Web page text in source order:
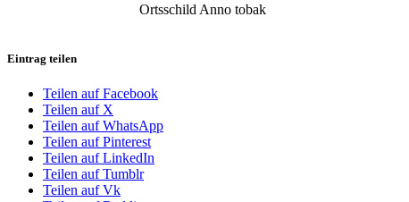
Ortsschild Anno tobak
Eintrag teilen
Teilen auf Facebook
Teilen auf X
Teilen auf WhatsApp
Teilen auf Pinterest
Teilen auf LinkedIn
Teilen auf Tumblr
Teilen auf Vk